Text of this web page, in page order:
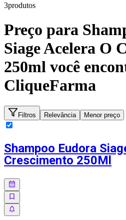
3produtos
Preço para
Siage Acelera O
250ml você
CliqueFarma
Filtros Relevância Menor preço
Shampoo Eudora
Crescimento 250Ml